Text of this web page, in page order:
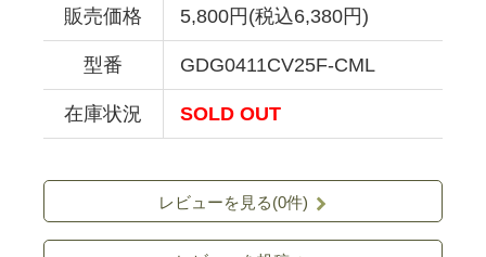
販売価格 5,800円(税込6,380円)
型番 GDG0411CV25F-CML
在庫状況 SOLD OUT
レビューを見る(0件)